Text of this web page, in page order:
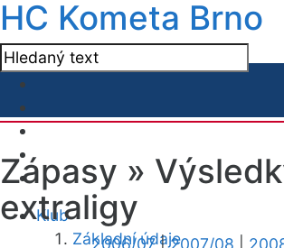
HC Kometa Brno
Klub
Základní údaje
Zápasy »
extraligy
2006/07|2007/08